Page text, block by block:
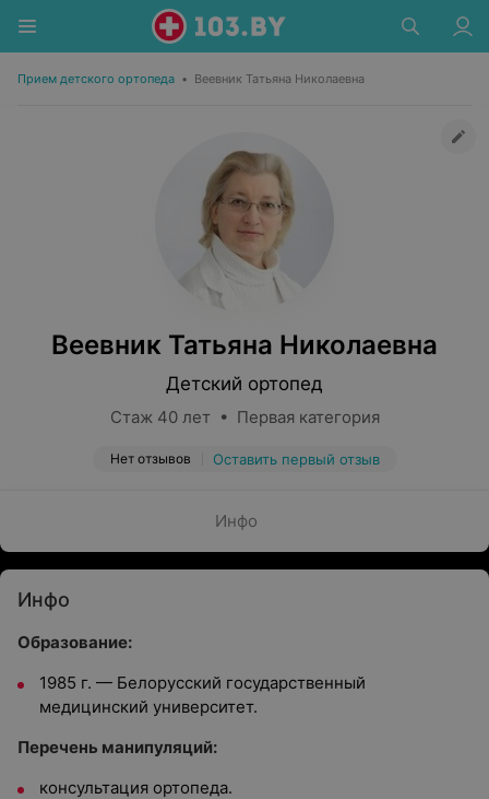
Прием детского ортопеда • Веевник Татьяна Николаевна
Веевник Татьяна Николаевна
Детский ортопед
Стаж 40 лет • Первая категория
Нет отзывов Оставить первый отзыв
Инфо
Инфо
Образование:
1985 г. — Белорусский государственный
медицинский университет.
Перечень манипуляций:
консультация ортопеда.